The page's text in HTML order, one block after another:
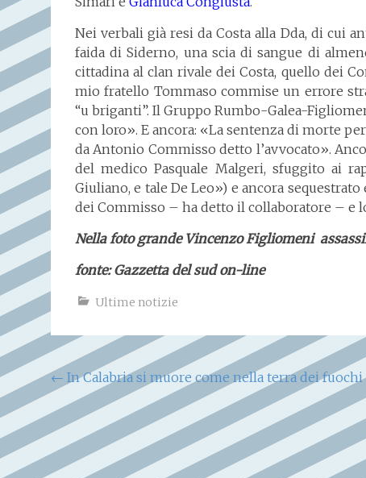
Nei verbali già resi da Costa alla Dda, di cui
faida di Siderno, una scia di sangue di
cittadina al clan rivale dei Costa, quello dei
mio fratello Tommaso commise un errore
“u briganti”. Il Gruppo Rumbo-Galea-
con loro». E ancora: «La sentenza di morte
da Antonio Commisso detto l’avvocato».
del medico Pasquale Malgeri, sfuggito ai
Giuliano, e tale De Leo») e ancora
dei Commisso – ha detto il collaboratore – e
Nella foto grande Vincenzo Figliomeni
fonte: Gazzetta del sud on-line
Ultime notizie
Navigazione
articoli
← In Calabria si muore come nella terra dei fuochi